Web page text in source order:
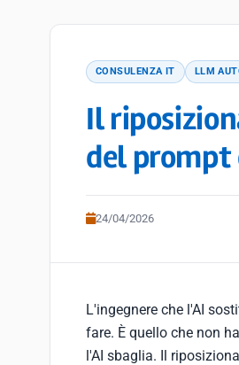
CONSULENZA IT LLM
Il
del
24/04/2026
L'ingegnere che l'AI
fare. È quello che non
l'AI sbaglia. Il